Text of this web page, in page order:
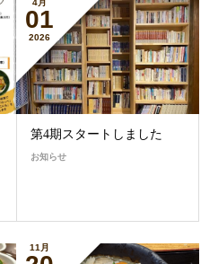
4月
01
2026
第4期スタートしました
お知らせ
11月